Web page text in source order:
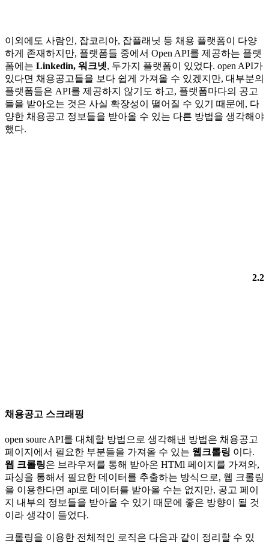
이외에도 사람인, 잡코리아, 잡플래닛 등 채용 플랫폼이 다양
하게 존재하지만, 플랫폼들 중에서 Open API를 제공하는 플랫
폼에는 Linkedin, 워크넷, 두가지 플랫폼이 있었다. open API가
있다면 채용공고들을 보다 쉽게 가져올 수 있겠지만, 대부분의
플랫폼들은 API를 제공하지 않기도 하고, 플랫폼마다의 공고
들을 받아오는 것은 사실 확장성이 떨어질 수 있기 때문에, 다
양한 채용공고 정보들을 받아올 수 있는 다른 방법을 생각해야
했다.
2.2
채용공고 스크래핑
open soure API를 대체할 방법으로 생각해낸 방법은 채용공고
페이지에서 필요한 부분들을 가져올 수 있는 웹크롤링 이다.
웹 크롤링은 브라우저를 통해 받아온 HTMl 페이지를 가져와,
파싱을 통해서 필요한 데이터를 추출하는 방식으로, 웹 크롤링
을 이용한다면 api로 데이터를 받아올 수는 없지만, 공고 페이
지 내부의 정보들을 받아올 수 있기 때문에 좋은 방향이 될 것
이라 생각이 들었다.
크롤링을 이용한 전체적인 로직은 다음과 같이 정리할 수 있